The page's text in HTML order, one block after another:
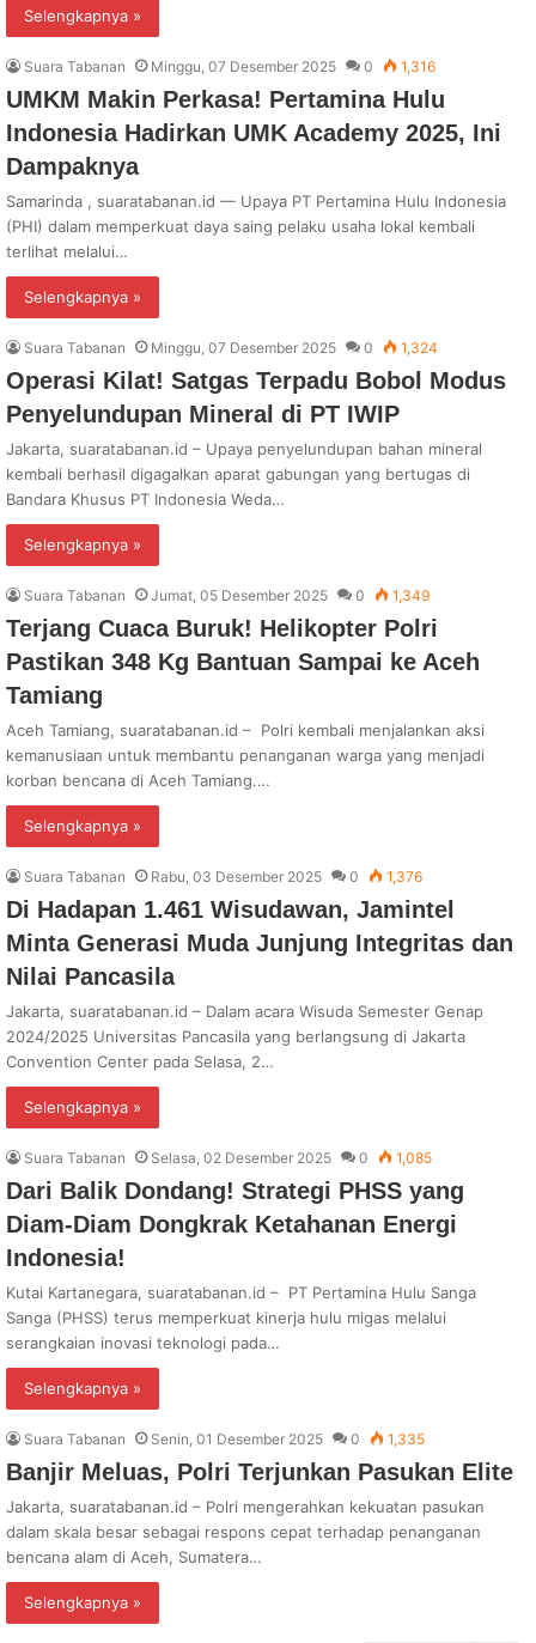
Selengkapnya »
Suara Tabanan Minggu, 07 Desember 2025 0 1,316
UMKM Makin Perkasa! Pertamina Hulu
Indonesia Hadirkan UMK Academy 2025, Ini
Dampaknya
Samarinda , suaratabanan.id — Upaya PT Pertamina Hulu Indonesia
(PHI) dalam memperkuat daya saing pelaku usaha lokal kembali
terlihat melalui…
Selengkapnya »
Suara Tabanan Minggu, 07 Desember 2025 0 1,324
Operasi Kilat! Satgas Terpadu Bobol Modus
Penyelundupan Mineral di PT IWIP
Jakarta, suaratabanan.id – Upaya penyelundupan bahan mineral
kembali berhasil digagalkan aparat gabungan yang bertugas di
Bandara Khusus PT Indonesia Weda…
Selengkapnya »
Suara Tabanan Jumat, 05 Desember 2025 0 1,349
Terjang Cuaca Buruk! Helikopter Polri
Pastikan 348 Kg Bantuan Sampai ke Aceh
Tamiang
Aceh Tamiang, suaratabanan.id – Polri kembali menjalankan aksi
kemanusiaan untuk membantu penanganan warga yang menjadi
korban bencana di Aceh Tamiang.…
Selengkapnya »
Suara Tabanan Rabu, 03 Desember 2025 0 1,376
Di Hadapan 1.461 Wisudawan, Jamintel
Minta Generasi Muda Junjung Integritas dan
Nilai Pancasila
Jakarta, suaratabanan.id – Dalam acara Wisuda Semester Genap
2024/2025 Universitas Pancasila yang berlangsung di Jakarta
Convention Center pada Selasa, 2…
Selengkapnya »
Suara Tabanan Selasa, 02 Desember 2025 0 1,085
Dari Balik Dondang! Strategi PHSS yang
Diam-Diam Dongkrak Ketahanan Energi
Indonesia!
Kutai Kartanegara, suaratabanan.id – PT Pertamina Hulu Sanga
Sanga (PHSS) terus memperkuat kinerja hulu migas melalui
serangkaian inovasi teknologi pada…
Selengkapnya »
Suara Tabanan Senin, 01 Desember 2025 0 1,335
Banjir Meluas, Polri Terjunkan Pasukan Elite
Jakarta, suaratabanan.id – Polri mengerahkan kekuatan pasukan
dalam skala besar sebagai respons cepat terhadap penanganan
bencana alam di Aceh, Sumatera…
Selengkapnya »